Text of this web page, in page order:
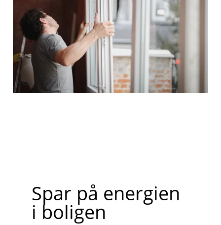
Spar på energien
i boligen